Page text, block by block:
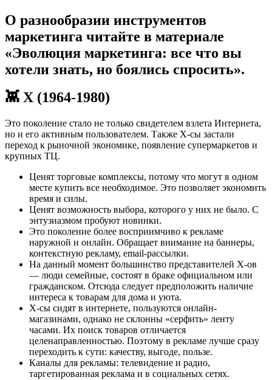
О разнообразии инструментов
маркетинга читайте в материале
«Эволюция маркетинга: все что вы
хотели знать, но боялись спросить».
👾 X (1964-1980)
Это поколение стало не только свидетелем взлета Интернета,
но и его активным пользователем. Также X-сы застали
переход к рыночной экономике, появление супермаркетов и
крупных ТЦ.
Ценят торговые комплексы, потому что могут в одном
месте купить все необходимое. Это позволяет экономить
время и силы.
Ценят возможность выбора, которого у них не было. С
энтузиазмом пробуют новинки.
Это поколение более восприимчиво к рекламе
наружной и онлайн. Обращает внимание на баннеры,
контекстную рекламу, email-рассылки.
На данный момент большинство представителей X-ов
— люди семейные, состоят в браке официальном или
гражданском. Отсюда следует предположить наличие
интереса к товарам для дома и уюта.
X-сы сидят в интернете, пользуются онлайн-
магазинами, однако не склонны «серфить» ленту
часами. Их поиск товаров отличается
целенаправленностью. Поэтому в рекламе лучше сразу
переходить к сути: качеству, выгоде, пользе.
Каналы для рекламы: телевидение и радио,
таргетированная реклама и в социальных сетях.